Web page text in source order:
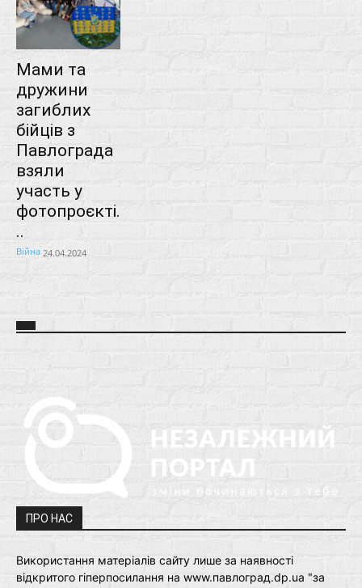
Мами та
дружини
загиблих
бійців з
Павлограда
взяли
участь у
фотопроєкті.
..
Війна 24.04.2024
ПРО НАС
Використання матеріалів сайту лише за наявності
відкритого гіперпосилання на www.павлоград.dp.ua "за